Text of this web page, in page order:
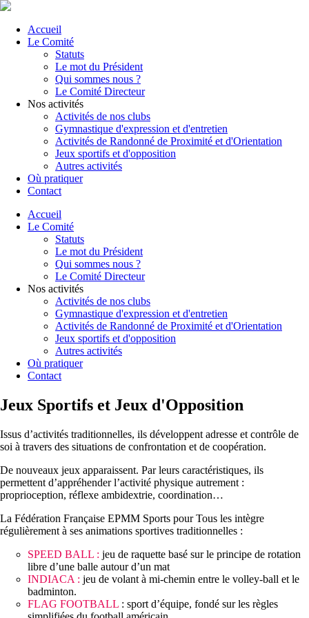
Accueil
Le Comité
Statuts
Le mot du Président
Qui sommes nous ?
Le Comité Directeur
Nos activités
Activités de nos clubs
Gymnastique d'expression et d'entretien
Activités de Randonné de Proximité et d'Orientation
Jeux sportifs et d'opposition
Autres activités
Où pratiquer
Contact
Accueil
Le Comité
Statuts
Le mot du Président
Qui sommes nous ?
Le Comité Directeur
Nos activités
Activités de nos clubs
Gymnastique d'expression et d'entretien
Activités de Randonné de Proximité et d'Orientation
Jeux sportifs et d'opposition
Autres activités
Où pratiquer
Contact
Jeux Sportifs et Jeux d'Opposition
Issus d’activités traditionnelles, ils développent adresse et contrôle de
soi à travers des situations de confrontation et de coopération.
De nouveaux jeux apparaissent. Par leurs caractéristiques, ils
permettent d’appréhender l’activité physique autrement :
proprioception, réflexe ambidextrie, coordination…
La Fédération Française EPMM Sports pour Tous les intègre
régulièrement à ses animations sportives traditionnelles :
SPEED BALL : jeu de raquette basé sur le principe de rotation
libre d’une balle autour d’un mat
INDIACA : jeu de volant à mi-chemin entre le volley-ball et le
badminton.
FLAG FOOTBALL : sport d’équipe, fondé sur les règles